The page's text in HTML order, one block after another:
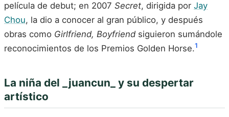
película de debut; en 2007 Secret, dirigida por Jay
Chou, la dio a conocer al gran público, y después
obras como Girlfriend, Boyfriend siguieron sumándole
reconocimientos de los Premios Golden Horse.1
La niña del _juancun_ y su despertar
artístico